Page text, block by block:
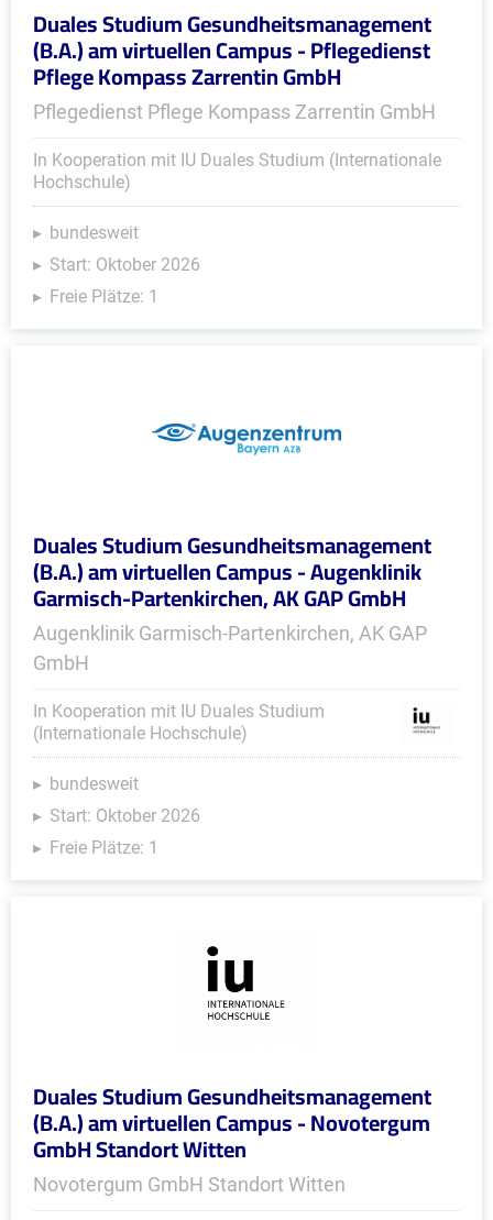
Duales Studium Gesundheitsmanagement
(B.A.) am virtuellen Campus - Pflegedienst
Pflege Kompass Zarrentin GmbH
Pflegedienst Pflege Kompass Zarrentin GmbH
In Kooperation mit IU Duales Studium (Internationale
Hochschule)
bundesweit
Start: Oktober 2026
Freie Plätze: 1
Duales Studium Gesundheitsmanagement
(B.A.) am virtuellen Campus - Augenklinik
Garmisch-Partenkirchen, AK GAP GmbH
Augenklinik Garmisch-Partenkirchen, AK GAP
GmbH
In Kooperation mit IU Duales Studium
(Internationale Hochschule)
bundesweit
Start: Oktober 2026
Freie Plätze: 1
Duales Studium Gesundheitsmanagement
(B.A.) am virtuellen Campus - Novotergum
GmbH Standort Witten
Novotergum GmbH Standort Witten